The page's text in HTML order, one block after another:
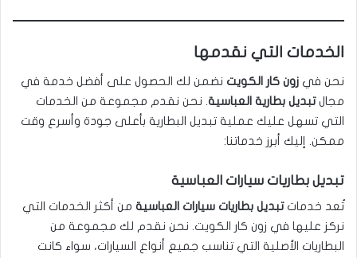
الخدمات التي نقدمها
نحن في زون كار الكويت نضمن لك الحصول على أفضل خدمة في
مجالتبديل بطارية العباسية. نحن نقدم مجموعة من الخدمات
التي تسهل عليك عملية تبديل البطارية بأعلى جودة وأسرع وقت
ممكن. إليك أبرز خدماتنا:
تبديل بطاريات سيارات العباسية
تُعد خدماتتبديل بطاريات سيارات العباسية من أكثر الخدمات التي
نركز عليها في زون كار الكويت. نحن نقدم لك مجموعة من
البطاريات الأصلية التي تناسب جميع أنواع السيارات، سواء كانت